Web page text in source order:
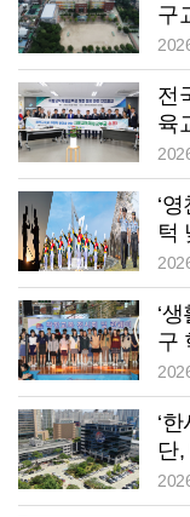
구
전
육
7
‘
턱
‘
구
‘
단,